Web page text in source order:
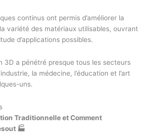
continus ont permis d’améliorer la
variété des matériaux utilisables, ouvrant
d’applications possibles.
3D a pénétré presque tous les secteurs
la médecine, l’éducation et l’art
uns.
Traditionnelle et Comment
🏭